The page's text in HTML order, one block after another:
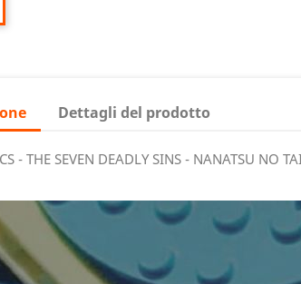
Dettagli del prodotto
- THE SEVEN DEADLY SINS - NANATSU NO